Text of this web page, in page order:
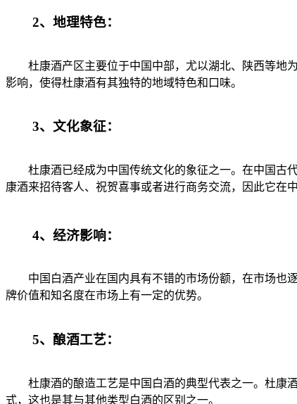
2、地理特色：
杜康酒产区主要位于中国中部，尤以湖北、陕西等地为
影响，使得杜康酒有其独特的地域特色和口味。
3、文化象征：
杜康酒已经成为中国传统文化的象征之一。在中国古代
康酒来招待客人、祝贺喜事或者进行商务交流，因此它在
4、经济影响：
中国白酒产业在国内具有不错的市场份额，在市场也逐
牌价值和知名度在市场上有一定的优势。
5、酿酒工艺：
杜康酒的酿造工艺是中国白酒的典型代表之一。杜康酒
式，这也是其与其他类型白酒的区别之一。